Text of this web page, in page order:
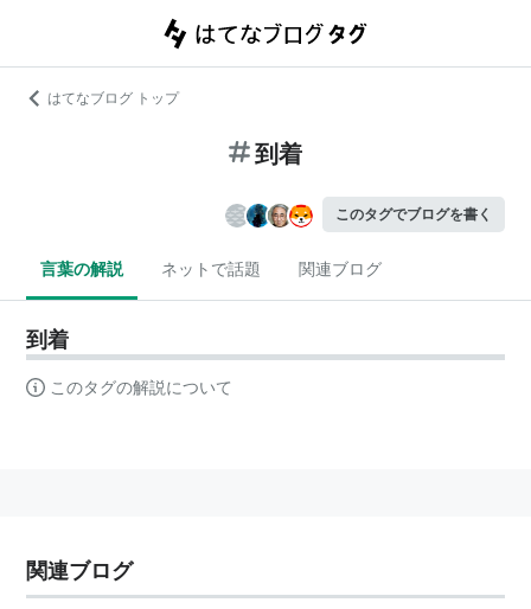
はてなブログ トップ
到着
このタグでブログを書く
言葉の解説 ネットで話題 関連ブログ
到着
このタグの解説について
関連ブログ